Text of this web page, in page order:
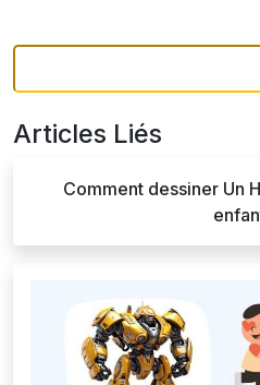
Articles Liés
Comment dessiner Un